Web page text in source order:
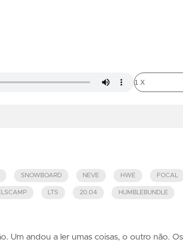
SNOWBOARD NEVE HWE FOCAL
LTS 20.04 HUMBLEBUNDLE
Um andou a ler umas coisas, o outro não.